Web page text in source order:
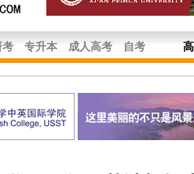
考 专升本 成人高考 自考